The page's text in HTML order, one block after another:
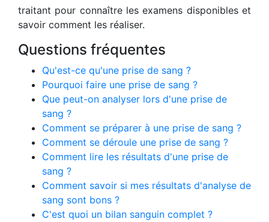
traitant pour connaître les examens disponibles et
savoir comment les réaliser.
Questions fréquentes
Qu'est-ce qu'une prise de sang ?
Pourquoi faire une prise de sang ?
Que peut-on analyser lors d'une prise de
sang ?
Comment se préparer à une prise de sang ?
Comment se déroule une prise de sang ?
Comment lire les résultats d'une prise de
sang ?
Comment savoir si mes résultats d'analyse de
sang sont bons ?
C'est quoi un bilan sanguin complet ?